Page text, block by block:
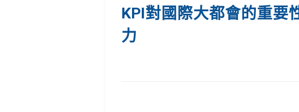
KPI對國際大都會的重要
力